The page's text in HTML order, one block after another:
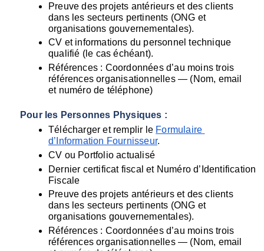
Preuve des projets antérieurs et des clients
dans les secteurs pertinents (ONG et
organisations gouvernementales).
CV et informations du personnel technique
qualifié (le cas échéant).
Références : Coordonnées d’au moins trois
références organisationnelles — (Nom, email
et numéro de téléphone)
Pour les Personnes Physiques :
Télécharger et remplir le Formulaire
d’Information Fournisseur.
CV ou Portfolio actualisé
Dernier certificat fiscal et Numéro d’Identification
Fiscale
Preuve des projets antérieurs et des clients
dans les secteurs pertinents (ONG et
organisations gouvernementales).
Références : Coordonnées d’au moins trois
références organisationnelles — (Nom, email